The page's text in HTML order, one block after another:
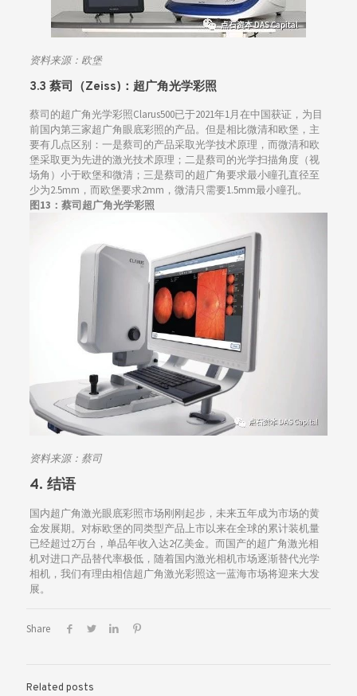
资料来源： 欧堡
3.3 蔡司（Zeiss)：超广角光学彩照
蔡司的超广角光学彩照Clarus500已于2021年1月在中国获证，为目
前国内第三家超广角眼底彩照的产品。但是相比微清和欧堡，主
要有几点区别：一是蔡司的产品采取光学技术原理，而微清和欧
堡采取更为先进的激光技术原理；二是蔡司的光学扫描角度（视
场角）小于欧堡和微清；三是蔡司的超广角要求最小瞳孔直径至
少为2.5mm，而欧堡要求2mm，微清只需要1.5mm最小瞳孔。
图13：蔡司超广角光学彩照
资料来源：蔡司
4. 结语
国内超广角激光眼底彩照市场刚刚起步，未来五年成为市场的黄
金发展期。对标欧堡的同类型产品上市以来在全球的累计装机量
已经超过2万台，单品年收入达2亿美金。而国产的超广角激光相
机对进口产品替代率极低，随着国内激光相机市场逐渐替代光学
相机，我们有理由相信超广角激光彩照这一蓝海市场将迎来大发
展。
Share
Related posts